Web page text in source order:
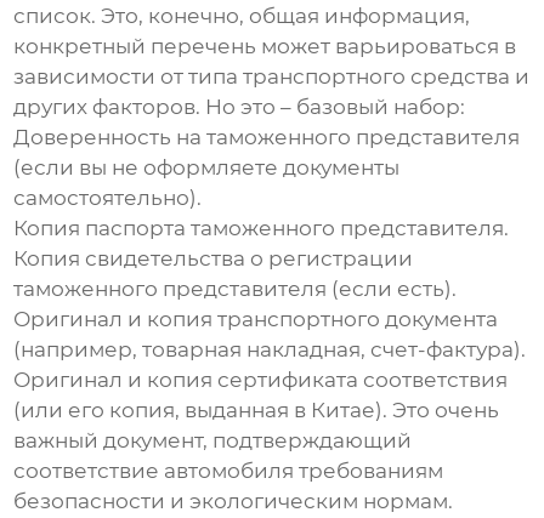
список. Это, конечно, общая информация,
конкретный перечень может варьироваться в
зависимости от типа транспортного средства и
других факторов. Но это – базовый набор:
Доверенность на таможенного представителя
(если вы не оформляете документы
самостоятельно).
Копия паспорта таможенного представителя.
Копия свидетельства о регистрации
таможенного представителя (если есть).
Оригинал и копия транспортного документа
(например, товарная накладная, счет-фактура).
Оригинал и копия сертификата соответствия
(или его копия, выданная в Китае). Это очень
важный документ, подтверждающий
соответствие автомобиля требованиям
безопасности и экологическим нормам.